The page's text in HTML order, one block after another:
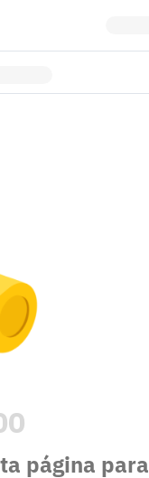
página